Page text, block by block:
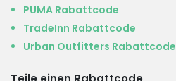
PUMA Rabattcode
TradeInn Rabattcode
Urban Outfitters Rabattcode